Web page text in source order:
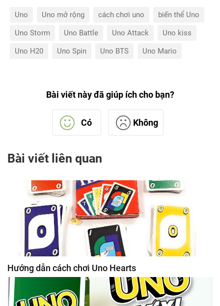
Uno Uno mở rộng cách chơi uno biến thể Uno
Uno Storm Uno Battle Uno Attack Uno kiss
Uno H20 Uno Spin Uno BTS Uno Mario
Bài viết này đã giúp ích cho bạn?
Có Không
Bài viết liên quan
Hướng dẫn cách chơi Uno Hearts